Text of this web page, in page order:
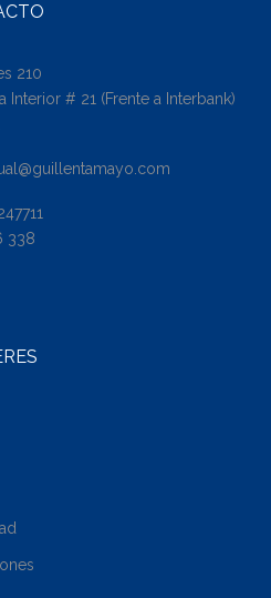
210
Interior # 21 (Frente a Interbank)
338